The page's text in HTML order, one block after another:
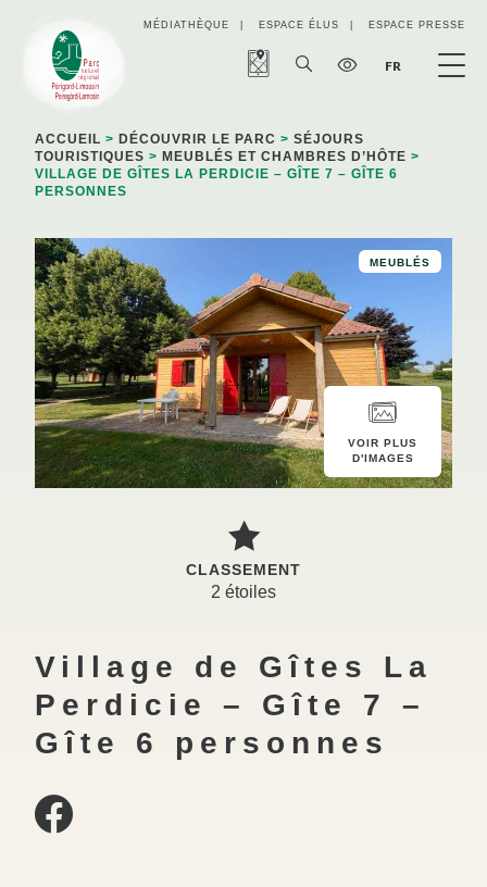
MÉDIATHÈQUE ESPACE ÉLUS ESPACE PRESSE
FR
ACCUEIL > DÉCOUVRIR LE PARC > SÉJOURS
TOURISTIQUES > MEUBLÉS ET CHAMBRES D’HÔTE >
VILLAGE DE GÎTES LA PERDICIE – GÎTE 7 – GÎTE 6
PERSONNES
MEUBLÉS
VOIR PLUS
D'IMAGES
CLASSEMENT
2 étoiles
Village de Gîtes La
Perdicie – Gîte 7 –
Gîte 6 personnes